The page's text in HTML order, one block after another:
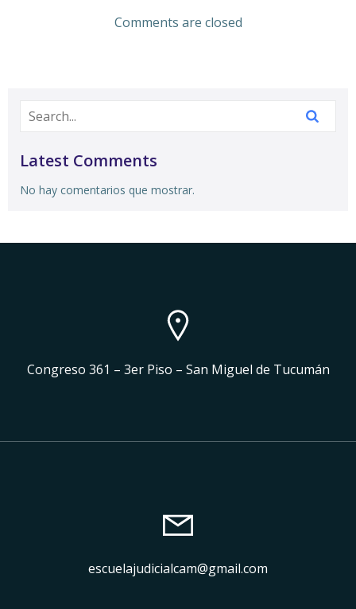
Comments are closed
Latest Comments
No hay comentarios que mostrar.
Congreso 361 – 3er Piso – San Miguel de Tucumán
escuelajudicialcam@gmail.com